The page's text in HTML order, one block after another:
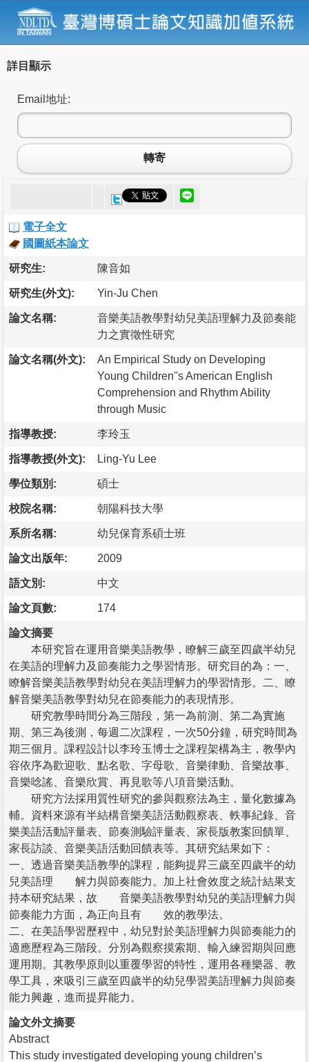
詳目顯示
Email地址:
轉寄
電子全文
國圖紙本論文
研究生: 陳音如
研究生(外文): Yin-Ju Chen
論文名稱:
音樂美語教學對幼兒美語理解力及節奏能
力之實徵性研究
論文名稱(外文):
An Empirical Study on Developing
Young Children''s American English
Comprehension and Rhythm Ability
through Music
指導教授: 李玲玉
指導教授(外文): Ling-Yu Lee
學位類別: 碩士
校院名稱: 朝陽科技大學
系所名稱: 幼兒保育系碩士班
論文出版年: 2009
語文別: 中文
論文頁數: 174
論文摘要
本研究旨在運用音樂美語教學，瞭解三歲至四歲半幼兒
在美語的理解力及節奏能力之學習情形。研究目的為：一、
瞭解音樂美語教學對幼兒在美語理解力的學習情形。二、瞭
解音樂美語教學對幼兒在節奏能力的表現情形。
研究教學時間分為三階段，第一為前測、第二為實施
期、第三為後測，每週二次課程，一次50分鐘，研究時間為
期三個月。課程設計以李玲玉博士之課程架構為主，教學內
容依序為歡迎歌、點名歌、字母歌、音樂律動、音樂故事、
音樂唸謠、音樂欣賞、再見歌等八項音樂活動。
研究方法採用質性研究的參與觀察法為主，量化數據為
輔。資料來源有半結構音樂美語活動觀察表、軼事紀錄、音
樂美語活動評量表、節奏測驗評量表、家長版教案回饋單、
家長訪談、音樂美語活動回饋表等。其研究結果如下：
一、透過音樂美語教學的課程，能夠提昇三歲至四歲半的幼
兒美語理 解力與節奏能力。加上社會效度之統計結果支
持本研究結果，故 音樂美語教學對幼兒的美語理解力與
節奏能力方面，為正向且有 效的教學法。
二、在美語學習歷程中，幼兒對於美語理解力與節奏能力的
適應歷程為三階段。分別為觀察摸索期、輸入練習期與回應
運用期。其教學原則以重覆學習的特性，運用各種樂器、教
學工具，來吸引三歲至四歲半的幼兒學習美語理解力與節奏
能力興趣，進而提昇能力。
論文外文摘要
Abstract
This study investigated developing young children’s